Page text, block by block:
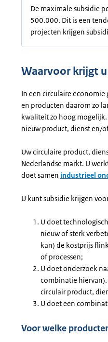
De maximale subsidie
500.000. Dit is een
projecten krijgen
Waarvoor krijgt
In een circulaire
en producten daarom zo
kwaliteit zo hoog
nieuw product, dienst en/
Uw circulaire product,
Nederlandse markt. U
doet samen industrieel
U kunt subsidie krijgen
U doet
nieuw of sterk
kan) de kostprijs
of processen;
U doet onderzoek
combinatie
circulair product,
U doet een
Voor welke